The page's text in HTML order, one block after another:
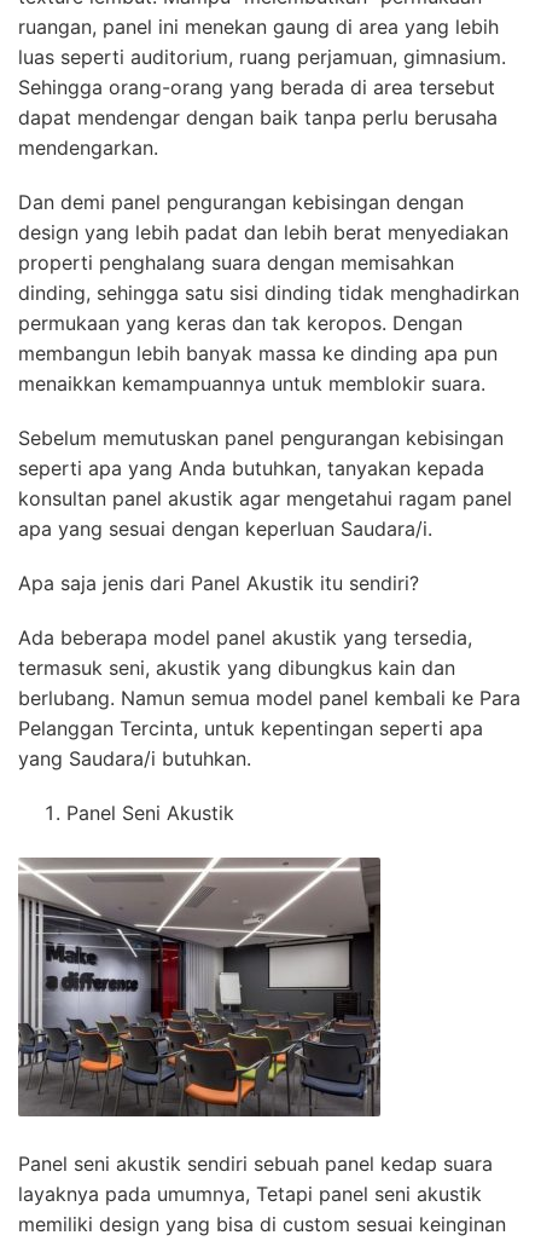
ruangan, panel ini menekan gaung di area yang lebih
luas seperti auditorium, ruang perjamuan, gimnasium.
Sehingga orang-orang yang berada di area tersebut
dapat mendengar dengan baik tanpa perlu berusaha
mendengarkan.
Dan demi panel pengurangan kebisingan dengan
design yang lebih padat dan lebih berat menyediakan
properti penghalang suara dengan memisahkan
dinding, sehingga satu sisi dinding tidak menghadirkan
permukaan yang keras dan tak keropos. Dengan
membangun lebih banyak massa ke dinding apa pun
menaikkan kemampuannya untuk memblokir suara.
Sebelum memutuskan panel pengurangan kebisingan
seperti apa yang Anda butuhkan, tanyakan kepada
konsultan panel akustik agar mengetahui ragam panel
apa yang sesuai dengan keperluan Saudara/i.
Apa saja jenis dari Panel Akustik itu sendiri?
Ada beberapa model panel akustik yang tersedia,
termasuk seni, akustik yang dibungkus kain dan
berlubang. Namun semua model panel kembali ke Para
Pelanggan Tercinta, untuk kepentingan seperti apa
yang Saudara/i butuhkan.
Panel Seni Akustik
Panel seni akustik sendiri sebuah panel kedap suara
layaknya pada umumnya, Tetapi panel seni akustik
memiliki design yang bisa di custom sesuai keinginan